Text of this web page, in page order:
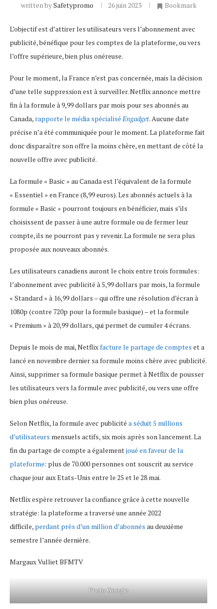
written bySafetypromo 26 juin 2023 Bookmark
L’objectif est d’attirer les utilisateurs vers l’abonnement avec
publicité, bénéfique pour les comptes de la plateforme, ou vers
l’offre supérieure, bien plus onéreuse.
Pour le moment, la France n’est pas concernée, mais la décision
d’une telle suppression est à surveiller. Netflix annonce mettre
fin à la formule à 9,99 dollars par mois pour ses abonnés au
Canada, rapporte le média spécialisé Engadget. Aucune date
précise n’a été communiquée pour le moment. La plateforme fait
donc disparaître son offre la moins chère, en mettant de côté la
nouvelle offre avec publicité.
La formule « Basic » au Canada est l’équivalent de la formule
« Essentiel » en France (8,99 euros). Les abonnés actuels à la
formule « Basic » pourront toujours en bénéficier, mais s’ils
choisissent de passer à une autre formule ou de fermer leur
compte, ils ne pourront pas y revenir. La formule ne sera plus
proposée aux nouveaux abonnés.
Les utilisateurs canadiens auront le choix entre trois formules:
l’abonnement avec publicité à 5,99 dollars par mois, la formule
« Standard » à 16,99 dollars – qui offre une résolution d’écran à
1080p (contre 720p pour la formule basique) – et la formule
« Premium » à 20,99 dollars, qui permet de cumuler 4 écrans.
Depuis le mois de mai, Netflixfacture le partage de comptes et a
lancé en novembre dernier sa formule moins chère avec publicité.
Ainsi, supprimer sa formule basique permet à Netflix de pousser
les utilisateurs vers la formule avec publicité, ou vers une offre
bien plus onéreuse.
Selon Netflix, la formule avec publicité a séduit 5 millions
d’utilisateurs mensuels actifs, six mois après son lancement. La
fin du partage de compte a égalementjoué en faveur de la
plateforme: plus de 70.000 personnes ont souscrit au service
chaque jour aux Etats-Unis entre le 25 et le 28 mai.
Netflix espère retrouver la confiance grâce à cette nouvelle
stratégie: la plateforme a traversé une année 2022
difficile, perdant près d’un million d’abonnés au deuxième
semestre l’année dernière.
Margaux Vulliet BFMTV
Photo Google